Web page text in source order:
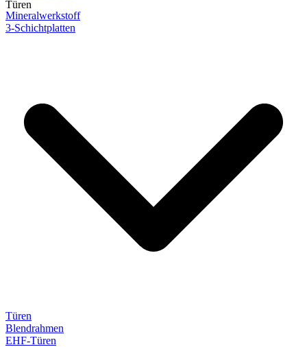
Mineralwerkstoff
3-Schichtplatten
Türen
Türen
Blendrahmen
EHF-Türen